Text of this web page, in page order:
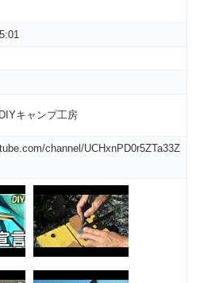
キャンプ工房
channel/UCHxnPD0r5ZTa33Z